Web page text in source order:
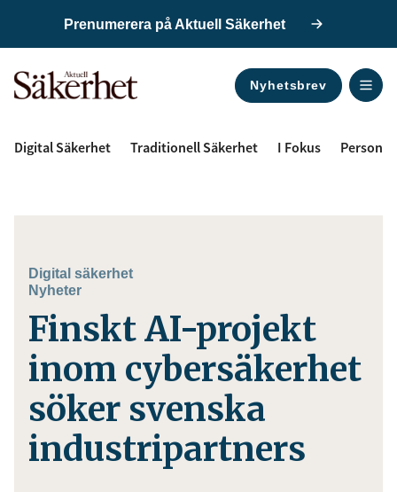
Prenumerera på Aktuell Säkerhet
Nyhetsbrev
Digital Säkerhet Traditionell Säkerhet I Fokus
Digital säkerhet
Nyheter
Finskt AI-projekt
inom cybersäkerhet
söker svenska
industripartners